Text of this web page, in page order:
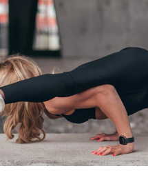
Hushåll
& Dryck
& Antikt
DIY - Gör Det Själv